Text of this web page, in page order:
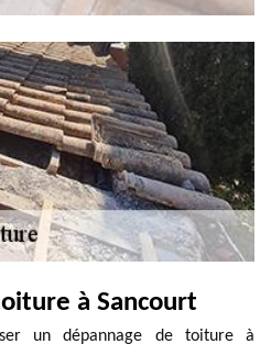
à Sancourt
un dépannage de toiture à